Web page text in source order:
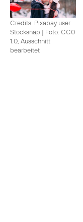
Credits: Pixabay user
Stocksnap | Foto: CC0
1.0, Ausschnitt
bearbeitet